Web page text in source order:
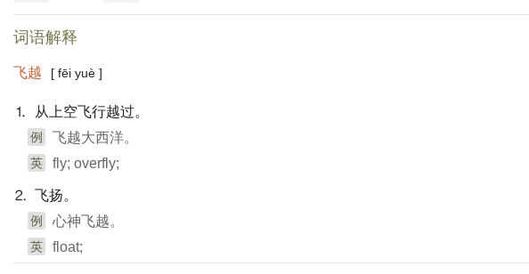
词语解释
飞越 [ fēi yuè ]
⒈ 从上空飞行越过。
例 飞越大西洋。
英 fly; overfly;
⒉ 飞扬。
例 心神飞越。
英 float;